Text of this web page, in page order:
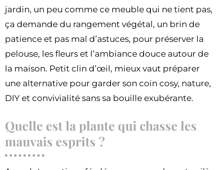
jardin, un peu comme ce meuble qui ne tient pas,
ça demande du rangement végétal, un brin de
patience et pas mal d’astuces, pour préserver la
pelouse, les fleurs et l’ambiance douce autour de
la maison. Petit clin d’œil, mieux vaut préparer
une alternative pour garder son coin cosy, nature,
DIY et convivialité sans sa bouille exubérante.
Quelle est la plante qui chasse les
mauvais esprits ?